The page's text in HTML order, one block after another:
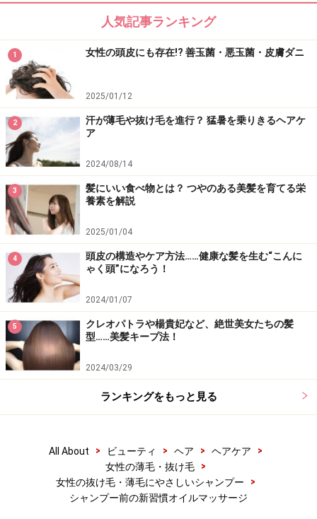
人気記事ランキング
1 女性の頭皮にも存在!? 善玉菌・悪玉菌・皮膚ダニ
2025/01/12
2
汗が薄毛や抜け毛を進行？ 猛暑を乗りきるヘアケ
ア
2024/08/14
3
髪にいい食べ物とは？ つやのある美髪を育てる栄
養素を解説
2025/01/04
4
頭皮の構造やケア方法……健康な髪を生む“こんに
ゃく頭”になろう！
2024/01/07
5
クレオパトラや楊貴妃など、絶世美女たちの髪
型……美髪キープ法！
2024/03/29
ランキングをもっと見る
All About > ビューティ > ヘア > ヘアケア
>
女性の薄毛・抜け毛
>
女性の抜け毛・薄毛にやさしいシャンプー
>
シャンプー前の新習慣オイルマッサージ